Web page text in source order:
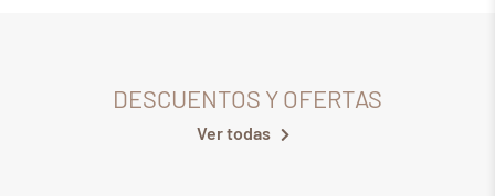
DESCUENTOS Y OFERTAS
Ver todas